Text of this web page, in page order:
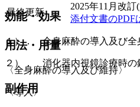
効能・効果
１）． 全身麻酔の導入及び全
２）． 消化器内視鏡診療時の
副作用
最終更新
2025年11月改訂
添付文書のPDF
用法・用量
〈全身麻酔の導入及び維持〉
〈導入〉